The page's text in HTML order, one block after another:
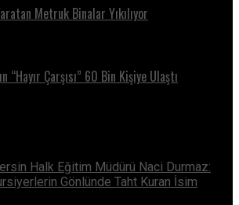
Metruk Binalar Yıkılıyor
“Hayır Çarşısı” 60 Bin Kişiye Ulaştı
Halk Eğitim Müdürü Naci Durmaz:
Gönlünde Taht Kuran İsim